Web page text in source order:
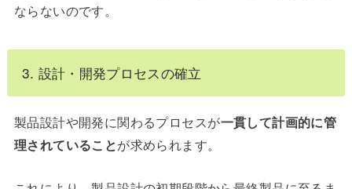
ならないのです。
3. 設計・開発プロセスの確立
製品設計や開発に関わるプロセスが一貫して計画的に管
理されていることが求められます。